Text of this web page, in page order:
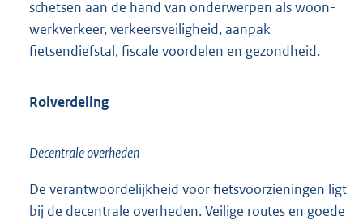
schetsen aan de hand van onderwerpen als woon-
werkverkeer, verkeersveiligheid, aanpak
fietsendiefstal, fiscale voordelen en gezondheid.
Rolverdeling
Decentrale overheden
De verantwoordelijkheid voor fietsvoorzieningen ligt
bij de decentrale overheden. Veilige routes en goede